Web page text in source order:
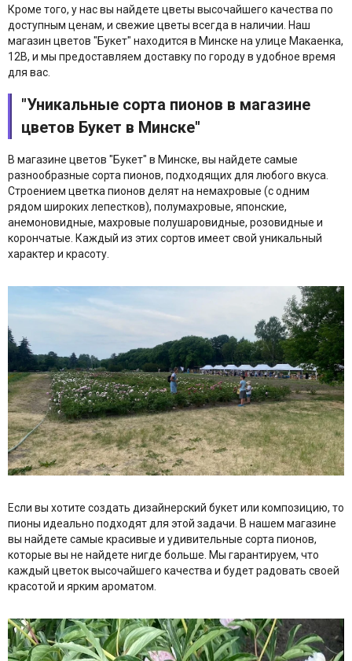
Кроме того, у нас вы найдете цветы высочайшего качества по
доступным ценам, и свежие цветы всегда в наличии. Наш
магазин цветов "Букет" находится в Минске на улице Макаенка,
12В, и мы предоставляем доставку по городу в удобное время
для вас.
"Уникальные сорта пионов в магазине
цветов Букет в Минске"
В магазине цветов "Букет" в Минске, вы найдете самые
разнообразные сорта пионов, подходящих для любого вкуса.
Строением цветка пионов делят на немахровые (с одним
рядом широких лепестков), полумахровые, японские,
анемоновидные, махровые полушаровидные, розовидные и
корончатые. Каждый из этих сортов имеет свой уникальный
характер и красоту.
Если вы хотите создать дизайнерский букет или композицию, то
пионы идеально подходят для этой задачи. В нашем магазине
вы найдете самые красивые и удивительные сорта пионов,
которые вы не найдете нигде больше. Мы гарантируем, что
каждый цветок высочайшего качества и будет радовать своей
красотой и ярким ароматом.